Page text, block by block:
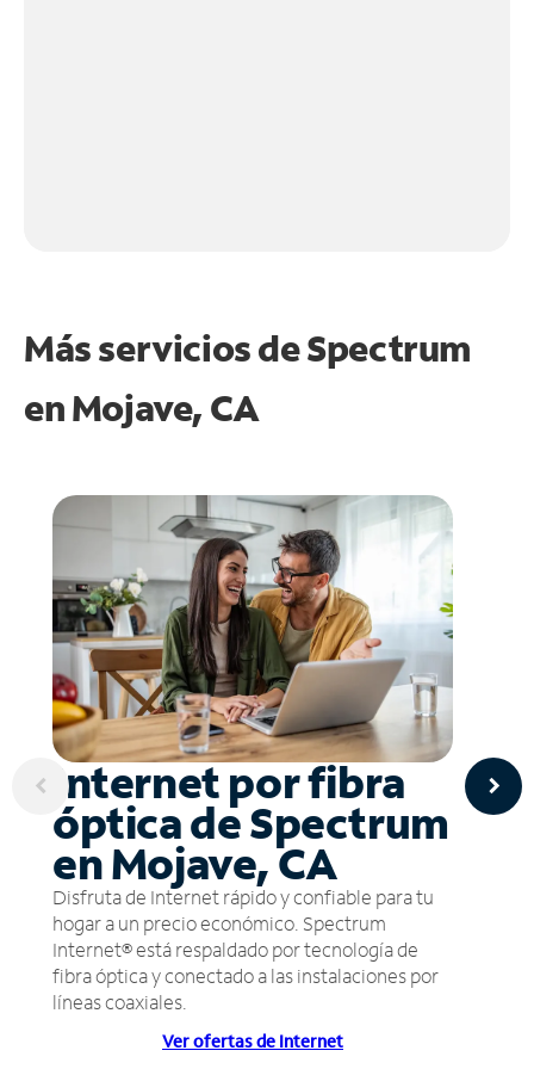
Más servicios de Spectrum
enMojave, CA
Internet por fibra
óptica de Spectrum
en Mojave, CA
Disfruta de Internet rápido y confiable para tu
hogar a un precio económico. Spectrum
Internet® está respaldado por tecnología de
fibra óptica y conectado a las instalaciones por
líneas coaxiales.
Ver ofertas de Internet